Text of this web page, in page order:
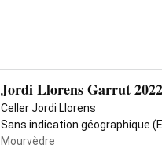
Jordi Llorens Garrut 2022
Celler Jordi Llorens
Sans indication géographique
Mourvèdre